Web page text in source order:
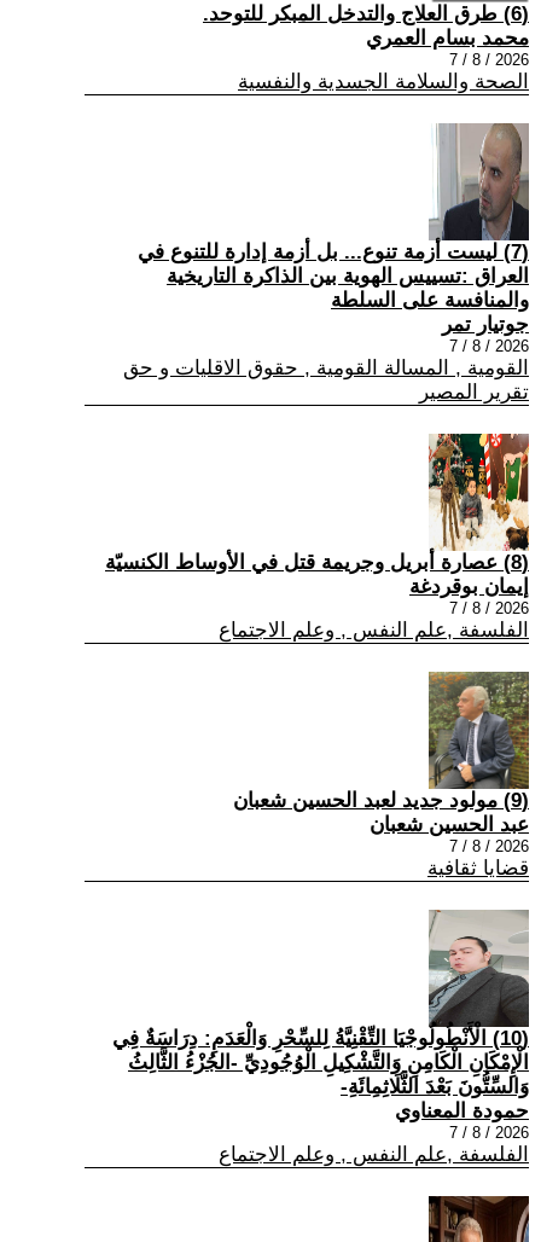
(6) طرق العلاج والتدخل المبكر للتوحد.
محمد بسام العمري
2026 / 8 / 7
الصحة والسلامة الجسدية والنفسية
(7) ليست أزمة تنوع... بل أزمة إدارة للتنوع في
العراق :تسييس الهوية بين الذاكرة التاريخية
والمنافسة على السلطة
جوتيار تمر
2026 / 8 / 7
القومية , المسالة القومية , حقوق الاقليات و حق
تقرير المصير
(8) عصارة أبريل وجريمة قتل في الأوساط الكنسيّة
إيمان بوقردغة
2026 / 8 / 7
الفلسفة ,علم النفس , وعلم الاجتماع
(9) مولود جديد لعبد الحسين شعبان
عبد الحسين شعبان
2026 / 8 / 7
قضايا ثقافية
(10) الْأَنْطُولُوجْيَا التِّقْنِيَّةُ لِلسِّحْرِ وَالْعَدَمِ: دِرَاسَةٌ فِي
الْإِمْكَانِ الْكَامِنِ وَالتَّشْكِيلِ الْوُجُودِيِّ -الجُزْءُ الثَّالِثُ
وَالسِّتُّونَ بَعْدَ الثَّلَاثِمِائَةِ-
حمودة المعناوي
2026 / 8 / 7
الفلسفة ,علم النفس , وعلم الاجتماع